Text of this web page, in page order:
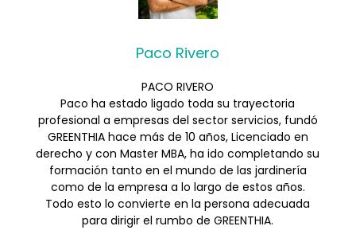
Paco Rivero
PACO RIVERO
Paco ha estado ligado toda su trayectoria
profesional a empresas del sector servicios, fundó
GREENTHIA hace más de 10 años, Licenciado en
derecho y con Master MBA, ha ido completando su
formación tanto en el mundo de las jardinería
como de la empresa a lo largo de estos años.
Todo esto lo convierte en la persona adecuada
para dirigir el rumbo de GREENTHIA.